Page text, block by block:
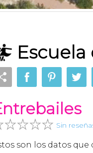
Escuela
Sin
son los datos